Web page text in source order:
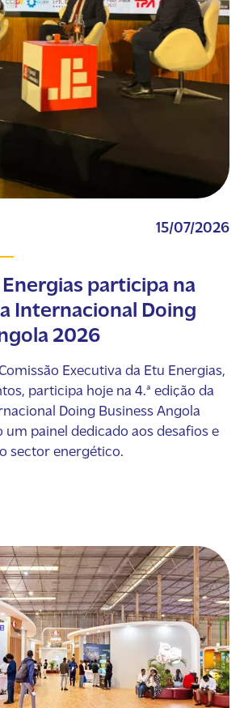
15/07/2026
Energias participa na
Internacional Doing
2026
Executiva da Etu Energias,
participa hoje na 4.ª edição da
Doing Business Angola
painel dedicado aos desafios e
sector energético.